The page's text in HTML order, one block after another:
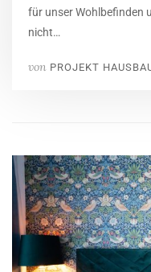
für unser Wohlbefinden
nicht…
von PROJEKT